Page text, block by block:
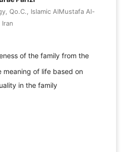
Qo.C., Islamic AlMustafa Al-
of the family from the
meaning of life based on
in the family